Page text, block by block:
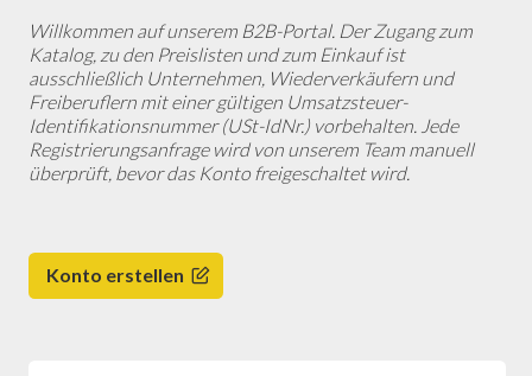
Willkommen auf unserem B2B-Portal. Der Zugang zum
Katalog, zu den Preislisten und zum Einkauf ist
ausschließlich Unternehmen, Wiederverkäufern und
Freiberuflern mit einer gültigen Umsatzsteuer-
Identifikationsnummer (USt-IdNr.) vorbehalten. Jede
Registrierungsanfrage wird von unserem Team manuell
überprüft, bevor das Konto freigeschaltet wird.
Konto erstellen